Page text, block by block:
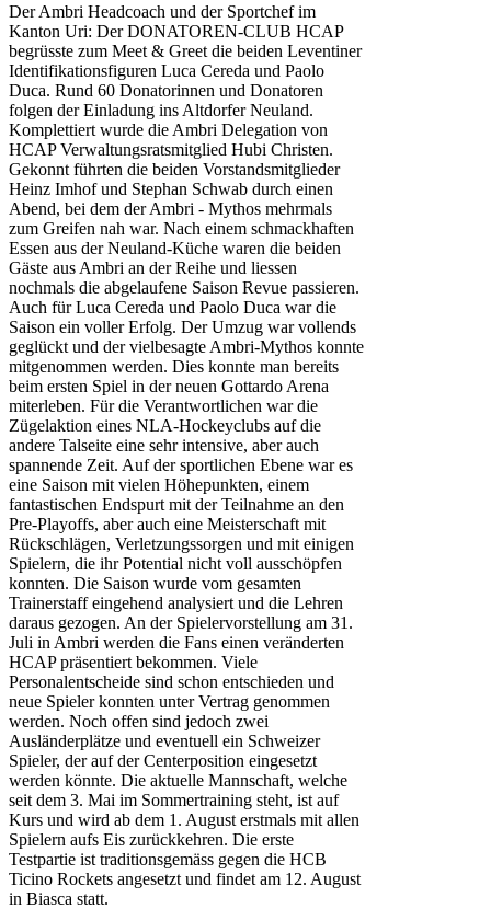
Der Ambri Headcoach und der Sportchef im
Kanton Uri: Der DONATOREN-CLUB HCAP
begrüsste zum Meet & Greet die beiden Leventiner
Identifikationsfiguren Luca Cereda und Paolo
Duca. Rund 60 Donatorinnen und Donatoren
folgen der Einladung ins Altdorfer Neuland.
Komplettiert wurde die Ambri Delegation von
HCAP Verwaltungsratsmitglied Hubi Christen.
Gekonnt führten die beiden Vorstandsmitglieder
Heinz Imhof und Stephan Schwab durch einen
Abend, bei dem der Ambri - Mythos mehrmals
zum Greifen nah war. Nach einem schmackhaften
Essen aus der Neuland-Küche waren die beiden
Gäste aus Ambri an der Reihe und liessen
nochmals die abgelaufene Saison Revue passieren.
Auch für Luca Cereda und Paolo Duca war die
Saison ein voller Erfolg. Der Umzug war vollends
geglückt und der vielbesagte Ambri-Mythos konnte
mitgenommen werden. Dies konnte man bereits
beim ersten Spiel in der neuen Gottardo Arena
miterleben. Für die Verantwortlichen war die
Zügelaktion eines NLA-Hockeyclubs auf die
andere Talseite eine sehr intensive, aber auch
spannende Zeit. Auf der sportlichen Ebene war es
eine Saison mit vielen Höhepunkten, einem
fantastischen Endspurt mit der Teilnahme an den
Pre-Playoffs, aber auch eine Meisterschaft mit
Rückschlägen, Verletzungssorgen und mit einigen
Spielern, die ihr Potential nicht voll ausschöpfen
konnten. Die Saison wurde vom gesamten
Trainerstaff eingehend analysiert und die Lehren
daraus gezogen. An der Spielervorstellung am 31.
Juli in Ambri werden die Fans einen veränderten
HCAP präsentiert bekommen. Viele
Personalentscheide sind schon entschieden und
neue Spieler konnten unter Vertrag genommen
werden. Noch offen sind jedoch zwei
Ausländerplätze und eventuell ein Schweizer
Spieler, der auf der Centerposition eingesetzt
werden könnte. Die aktuelle Mannschaft, welche
seit dem 3. Mai im Sommertraining steht, ist auf
Kurs und wird ab dem 1. August erstmals mit allen
Spielern aufs Eis zurückkehren. Die erste
Testpartie ist traditionsgemäss gegen die HCB
Ticino Rockets angesetzt und findet am 12. August
in Biasca statt.